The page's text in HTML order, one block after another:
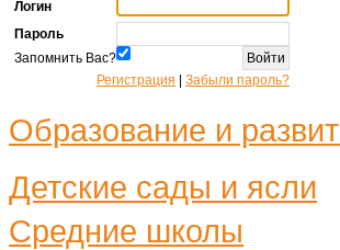
Логин
Пароль
Запомнить Вас?
Регистрация
Забыли пароль?
Образование и
Детские сады и ясли
Средние школы